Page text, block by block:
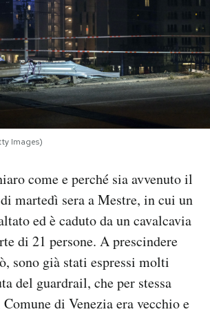
Images)
come e perché sia avvenuto il
martedì sera a Mestre, in cui un
ed è caduto da un cavalcavia
di 21 persone. A prescindere
sono già stati espressi molti
del guardrail, che per stessa
di Venezia era vecchio e